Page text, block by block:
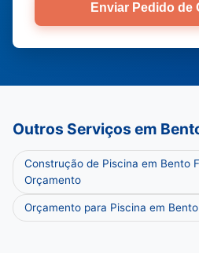
Enviar Pedido de
Outros Serviços em
Construção de Piscina em Bento
Orçamento
Orçamento para Piscina em